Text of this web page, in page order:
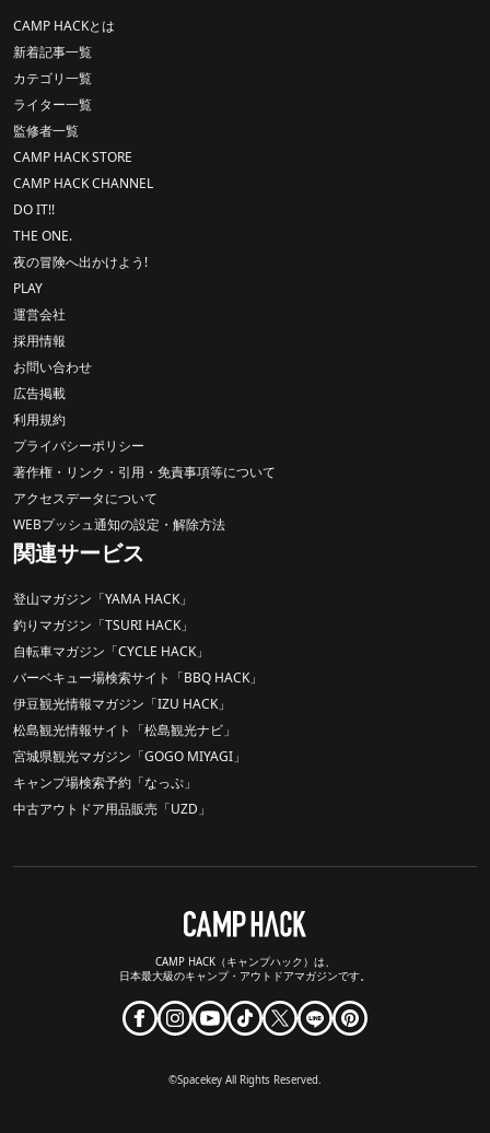
CAMP HACKとは
新着記事一覧
カテゴリ一覧
ライター一覧
監修者一覧
CAMP HACK STORE
CAMP HACK CHANNEL
DO IT!!
THE ONE.
夜の冒険へ出かけよう!
PLAY
運営会社
採用情報
お問い合わせ
広告掲載
利用規約
プライバシーポリシー
著作権・リンク・引用・免責事項等について
アクセスデータについて
WEBプッシュ通知の設定・解除方法
関連サービス
登山マガジン「YAMA HACK」
釣りマガジン「TSURI HACK」
自転車マガジン「CYCLE HACK」
バーベキュー場検索サイト「BBQ HACK」
伊豆観光情報マガジン「IZU HACK」
松島観光情報サイト「松島観光ナビ」
宮城県観光マガジン「GOGO MIYAGI」
キャンプ場検索予約「なっぷ」
中古アウトドア用品販売「UZD」
CAMP HACK（キャンプハック）は、
日本最大級のキャンプ・アウトドアマガジンです。
©Spacekey All Rights Reserved.